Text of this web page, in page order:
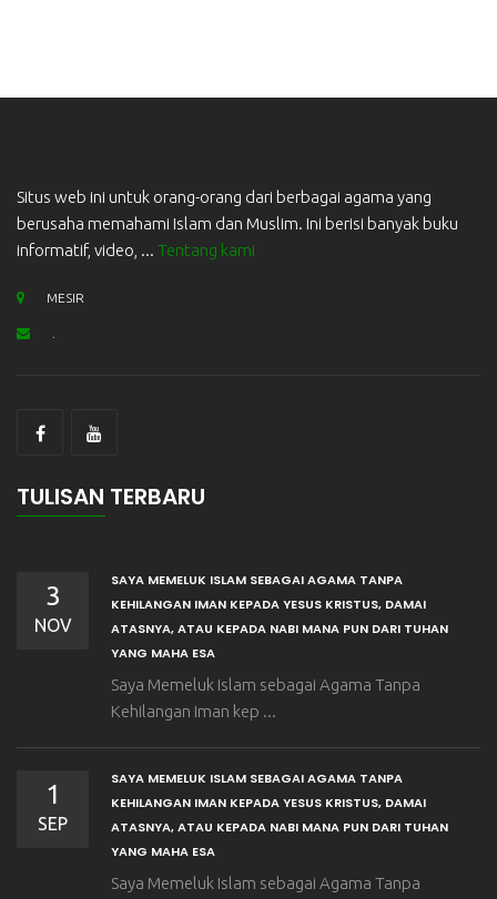
Situs web ini untuk orang-orang dari berbagai agama yang
berusaha memahami Islam dan Muslim. Ini berisi banyak buku
informatif, video, ... Tentang kami
MESIR
TULISAN TERBARU
3
NOV
SAYA MEMELUK ISLAM SEBAGAI AGAMA TANPA
KEHILANGAN IMAN KEPADA YESUS KRISTUS, DAMAI
ATASNYA, ATAU KEPADA NABI MANA PUN DARI TUHAN
YANG MAHA ESA
Saya Memeluk Islam sebagai Agama Tanpa
Kehilangan Iman kep ...
1
SEP
SAYA MEMELUK ISLAM SEBAGAI AGAMA TANPA
KEHILANGAN IMAN KEPADA YESUS KRISTUS, DAMAI
ATASNYA, ATAU KEPADA NABI MANA PUN DARI TUHAN
YANG MAHA ESA
Saya Memeluk Islam sebagai Agama Tanpa